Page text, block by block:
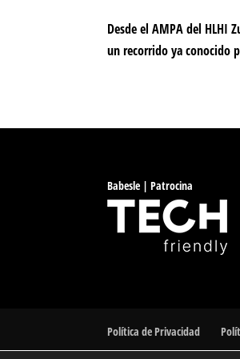
Desde el AMPA del HLHI
un recorrido ya conocido
Babesle | Patrocina
Política de Privacidad